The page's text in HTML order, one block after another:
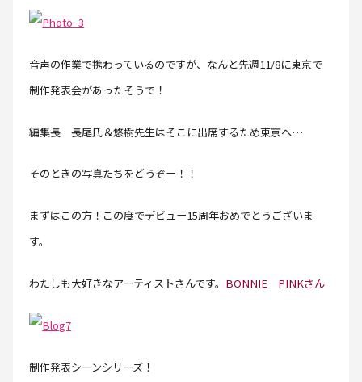
音声の作業で携わっているのですが、なんと先週11/8に東京で
制作発表会があったそうで！
編集長 長尾氏＆悠樹先生はそこに出席するため東京へ…
そのときの写真たちをどうぞー！！
まずはこの方！この度でデビュー15周年おめでとうございま
す。
わたしも大好きなアーティストさんです。 BONNIE PINKさん
制作発表シーンシリーズ！